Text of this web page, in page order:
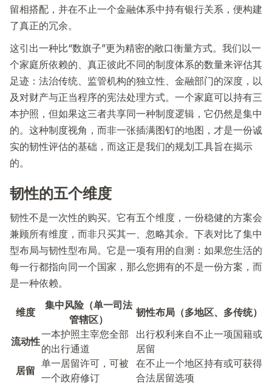
留相搭配，并在不止一个金融体系中持有银行关系，便构建
了真正的冗余。
这引出一种比“数旗子”更为精密的敞口衡量方式。我们以一
个家庭所依赖的、真正彼此不同的制度体系的数量来评估其
足迹：法治传统、监管机构的独立性、金融部门的深度，以
及对财产与正当程序的宪法处理方式。一个家庭可以持有三
本护照，但如果这三者共享同一种制度逻辑，它仍然是集中
的。这种制度视角，而非一张插满图钉的地图，才是一份诚
实的韧性评估的基础，而这正是我们的规划工具旨在揭示
的。
韧性的五个维度
韧性不是一次性的购买。它有五个维度，一份稳健的方案会
兼顾所有维度，而非只买其一、忽略其余。下表对比了集中
型布局与韧性型布局。它是一项有用的自测：如果您生活的
每一行都指向同一个国家，那么您拥有的不是一份方案，而
是一种依赖。
维度
集中风险（单一司法
管辖区）
韧性布局（多地区、多传统）
流动性
一本护照主宰您全部
的出行通道
出行权利来自不止一项国籍或
居留
居留
单一居留许可，可被
一个政府修订
在不止一个地区持有或可获得
合法居留选项